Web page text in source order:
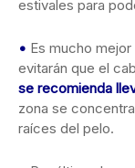
estivales para
• Es mucho mejor
evitarán que el
se recomienda
zona se
raíces del pelo.